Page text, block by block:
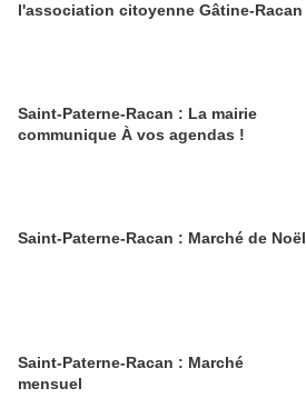
l'association citoyenne Gâtine-Racan
Saint-Paterne-Racan : La mairie
communique À vos agendas !
Saint-Paterne-Racan : Marché de Noël
Saint-Paterne-Racan : Marché
mensuel